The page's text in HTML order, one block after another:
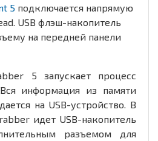
5 подключается напрямую
USB флэш-накопитель
на передней панели
5 запускает процесс
информация из памяти
на USB-устройство. В
идет USB-накопитель
разъемом для